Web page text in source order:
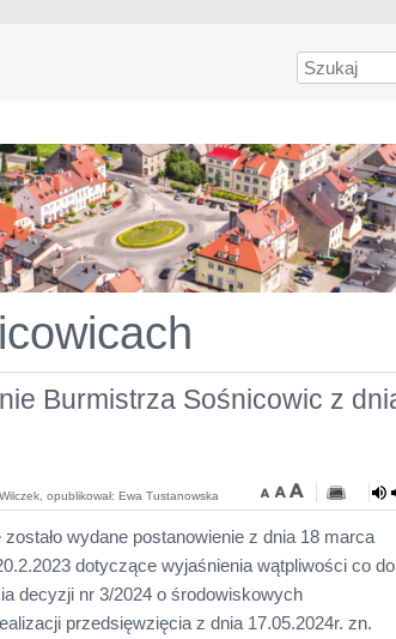
Szukaj
Burmistrza Sośnicowic z
opublikował: Ewa Tustanowska
wydane postanowienie z dnia 18 marca
dotyczące wyjaśnienia wątpliwości co do
decyzji nr 3/2024 o środowiskowych
przedsięwzięcia z dnia 17.05.2024r. zn.